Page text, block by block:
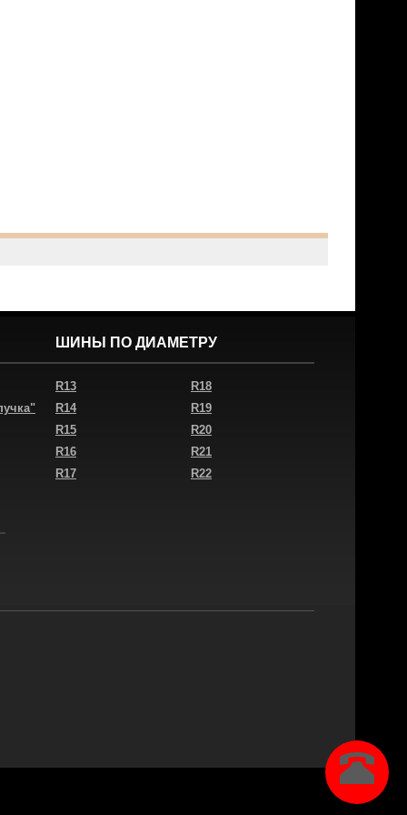
ШИНЫ ПО ДИАМЕТРУ
R13
R14
R15
R16
R17
R18
R19
R20
R21
R22